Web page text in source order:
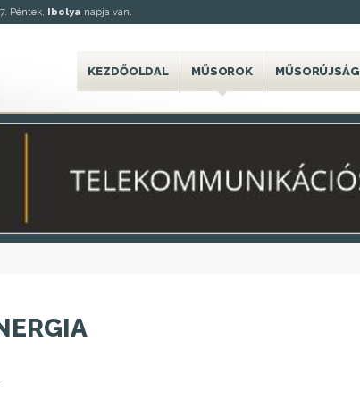
Péntek, Ibolya napja van.
KEZDŐOLDAL MŰSOROK MŰSORÚJSÁG